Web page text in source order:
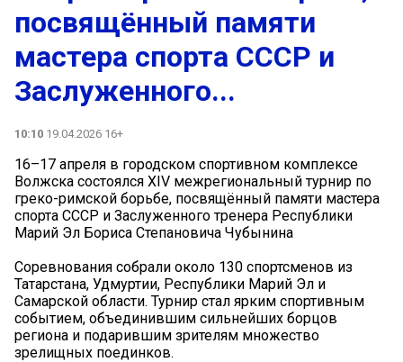
посвящённый памяти
мастера спорта СССР и
Заслуженного...
10:10 19.04.2026 16+
16–17 апреля в городском спортивном комплексе
Волжска состоялся XIV межрегиональный турнир по
греко-римской борьбе, посвящённый памяти мастера
спорта СССР и Заслуженного тренера Республики
Марий Эл Бориса Степановича Чубынина
Соревнования собрали около 130 спортсменов из
Татарстана, Удмуртии, Республики Марий Эл и
Самарской области. Турнир стал ярким спортивным
событием, объединившим сильнейших борцов
региона и подарившим зрителям множество
зрелищных поединков.